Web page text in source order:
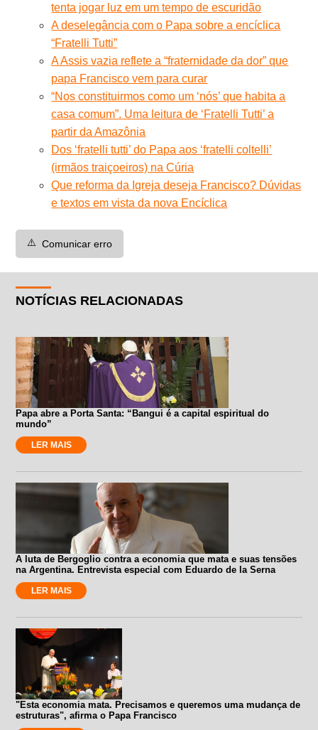
tenta jogar luz em um tempo de escuridão
A deselegância com o Papa sobre a encíclica
“Fratelli Tutti”
A Assis vazia reflete a “fraternidade da dor” que
papa Francisco vem para curar
“Nos constituirmos como um ‘nós’ que habita a
casa comum”. Uma leitura de ‘Fratelli Tutti’ a
partir da Amazônia
Dos ‘fratelli tutti’ do Papa aos ‘fratelli coltelli’
(irmãos traiçoeiros) na Cúria
Que reforma da Igreja deseja Francisco? Dúvidas
e textos em vista da nova Encíclica
⚠️ Comunicar erro
NOTÍCIAS RELACIONADAS
Papa abre a Porta Santa: “Bangui é a capital espiritual do
mundo”
LER MAIS
A luta de Bergoglio contra a economia que mata e suas tensões
na Argentina. Entrevista especial com Eduardo de la Serna
LER MAIS
"Esta economia mata. Precisamos e queremos uma mudança de
estruturas", afirma o Papa Francisco